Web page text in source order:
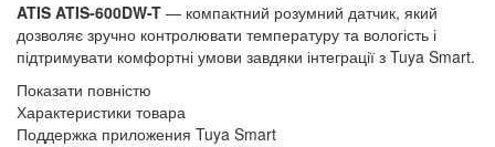
ATIS ATIS-600DW-T — компактний розумний датчик, який
дозволяє зручно контролювати температуру та вологість і
підтримувати комфортні умови завдяки інтеграції з Tuya Smart.
Показати повністю
Характеристики товара
Поддержка приложения Tuya Smart